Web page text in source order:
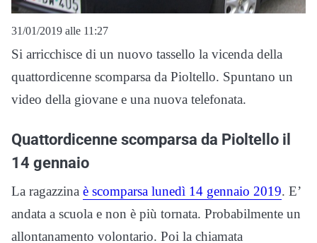
31/01/2019 alle 11:27
Si arricchisce di un nuovo tassello la vicenda della
quattordicenne scomparsa da Pioltello. Spuntano un
video della giovane e una nuova telefonata.
Quattordicenne scomparsa da Pioltello il
14 gennaio
La ragazzina è scomparsa lunedì 14 gennaio 2019. E’
andata a scuola e non è più tornata. Probabilmente un
allontanamento volontario. Poi la chiamata